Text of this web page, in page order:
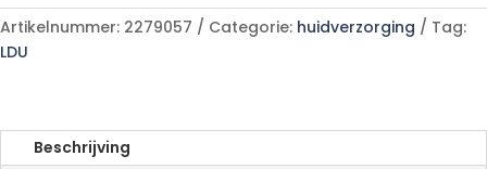
l
t
e
a
t
Artikelnummer: 2279057 Categorie: huidverzorging
Tag:
LDU
Beschrijving